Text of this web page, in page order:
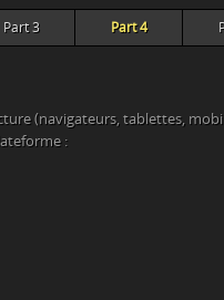
Part 3 Part 4
(navigateurs, tablettes,
: